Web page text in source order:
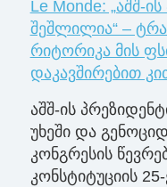
Le Monde: „აშშ-
შეშლილია“ –
რიტორიკა მის
დაკავშირებით
აშშ-ის
უხეში და
კონგრესის
კონსტიტუციის